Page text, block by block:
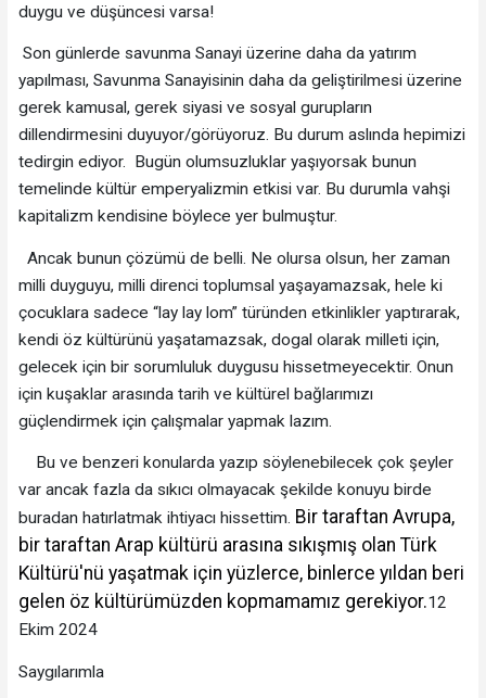
duygu ve düşüncesi varsa!
Son günlerde savunma Sanayi üzerine daha da yatırım
yapılması, Savunma Sanayisinin daha da geliştirilmesi üzerine
gerek kamusal, gerek siyasi ve sosyal gurupların
dillendirmesini duyuyor/görüyoruz. Bu durum aslında hepimizi
tedirgin ediyor. Bugün olumsuzluklar yaşıyorsak bunun
temelinde kültür emperyalizmin etkisi var. Bu durumla vahşi
kapitalizm kendisine böylece yer bulmuştur.
Ancak bunun çözümü de belli. Ne olursa olsun, her zaman
milli duyguyu, milli direnci toplumsal yaşayamazsak, hele ki
çocuklara sadece “lay lay lom” türünden etkinlikler yaptırarak,
kendi öz kültürünü yaşatamazsak, dogal olarak milleti için,
gelecek için bir sorumluluk duygusu hissetmeyecektir. Onun
için kuşaklar arasında tarih ve kültürel bağlarımızı
güçlendirmek için çalışmalar yapmak lazım.
Bu ve benzeri konularda yazıp söylenebilecek çok şeyler
var ancak fazla da sıkıcı olmayacak şekilde konuyu birde
buradan hatırlatmak ihtiyacı hissettim. Bir taraftan Avrupa,
bir taraftan Arap kültürü arasına sıkışmış olan Türk
Kültürü'nü yaşatmak için yüzlerce, binlerce yıldan beri
gelen öz kültürümüzden kopmamamız gerekiyor.12
Ekim 2024
Saygılarımla